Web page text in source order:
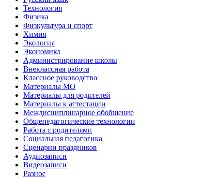
Технология
Физика
Физкультура и спорт
Химия
Экология
Экономика
Администрирование школы
Внеклассная работа
Классное руководство
Материалы МО
Материалы для родителей
Материалы к аттестации
Междисциплинарное обобщение
Общепедагогические технологии
Работа с родителями
Социальная педагогика
Сценарии праздников
Аудиозаписи
Видеозаписи
Разное